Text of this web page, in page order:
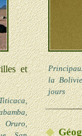
et
Oruro,
la
jours